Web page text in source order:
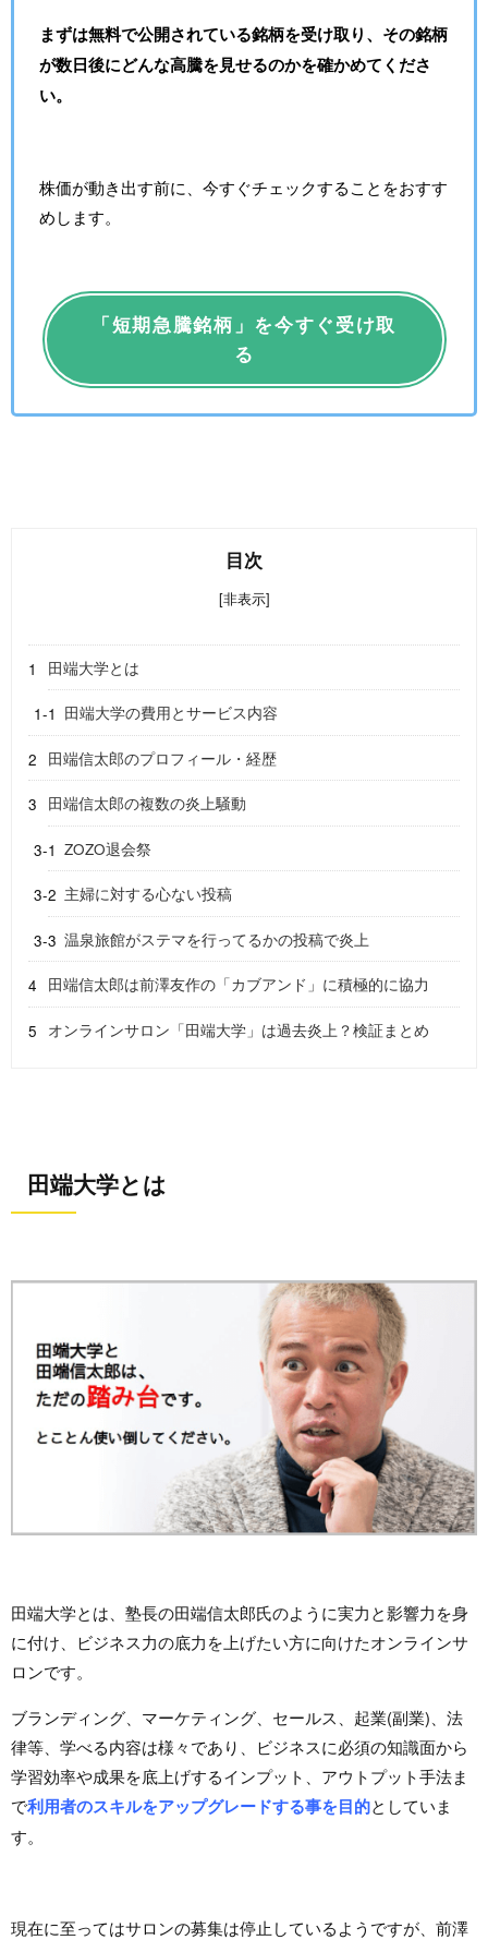
まずは無料で公開されている銘柄を受け取り、その銘柄
が数日後にどんな高騰を見せるのかを確かめてくださ
い。
株価が動き出す前に、今すぐチェックすることをおすす
めします。
「短期急騰銘柄」を今すぐ受け取
る
目次
[非表示]
田端大学とは
田端大学の費用とサービス内容
田端信太郎のプロフィール・経歴
田端信太郎の複数の炎上騒動
ZOZO退会祭
主婦に対する心ない投稿
温泉旅館がステマを行ってるかの投稿で炎上
田端信太郎は前澤友作の「カブアンド」に積極的に協力
オンラインサロン「田端大学」は過去炎上？検証まとめ
田端大学とは
田端大学とは、塾長の田端信太郎氏のように実力と影響力を身
に付け、ビジネス力の底力を上げたい方に向けたオンラインサ
ロンです。
ブランディング、マーケティング、セールス、起業(副業)、法
律等、学べる内容は様々であり、ビジネスに必須の知識面から
学習効率や成果を底上げするインプット、アウトプット手法ま
で利用者のスキルをアップグレードする事を目的としていま
す。
現在に至ってはサロンの募集は停止しているようですが、前澤